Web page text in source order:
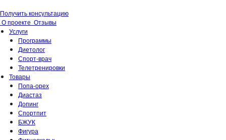
Получить консультацию
О проекте Отзывы
Услуги
Программы
Диетолог
Спорт-врач
Телетренировки
Товары
Попа-орех
Диастаз
Допинг
Спортпит
БЖУК
Фигура